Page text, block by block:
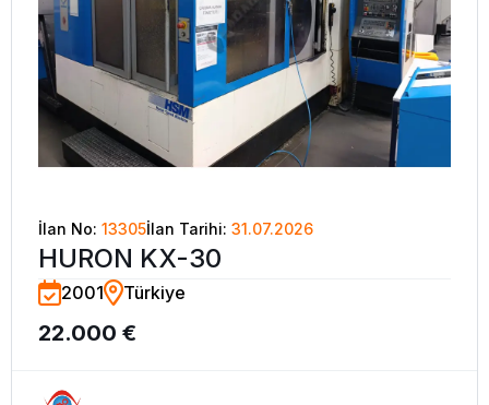
İlan No: 13305İlan Tarihi: 31.07.2026
HURON KX-30
2001 Türkiye
22.000 €